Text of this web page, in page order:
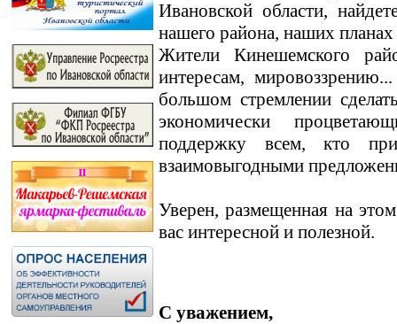
Ивановской области,
нашего района, наших
Жители Кинешемского
интересам,
большом стремлении
экономически
поддержку всем, кто
взаимовыгодными
Уверен, размещенная на
вас интересной и полезной.
С уважением,